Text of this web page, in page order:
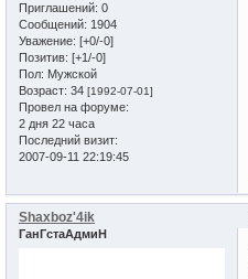
Приглашений: 0
Сообщений: 1904
Уважение: [+0/-0]
Позитив: [+1/-0]
Пол: Мужской
Возраст: 34 [1992-07-01]
Провел на форуме:
2 дня 22 часа
Последний визит:
2007-09-11 22:19:45
Shaxboz'4ik
ГанГстаАдмиН